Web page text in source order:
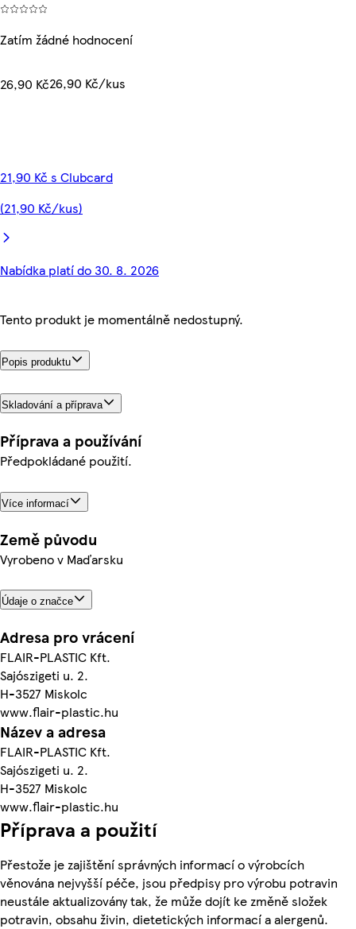
Zatím žádné hodnocení
26,90 Kč26,90 Kč/kus
21,90 Kč s Clubcard
(21,90 Kč/kus)
Nabídka platí do 30. 8. 2026
Tento produkt je momentálně nedostupný.
Popis produktu
Skladování a příprava
Příprava a používání
Předpokládané použití.
Více informací
Země původu
Vyrobeno v Maďarsku
Údaje o značce
Adresa pro vrácení
FLAIR-PLASTIC Kft.
Sajószigeti u. 2.
H-3527 Miskolc
www.flair-plastic.hu
Název a adresa
FLAIR-PLASTIC Kft.
Sajószigeti u. 2.
H-3527 Miskolc
www.flair-plastic.hu
Příprava a použití
Přestože je zajištění správných informací o výrobcích
věnována nejvyšší péče, jsou předpisy pro výrobu potravin
neustále aktualizovány tak, že může dojít ke změně složek
potravin, obsahu živin, dietetických informací a alergenů.